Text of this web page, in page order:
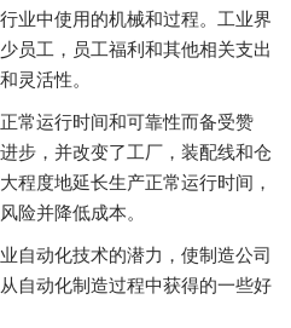
业中使用的机械和过程。工业界
员工，员工福利和其他相关支出
灵活性。
常运行时间和可靠性而备受赞
步，并改变了工厂，装配线和仓
程度地延长生产正常运行时间，
险并降低成本。
自动化技术的潜力，使制造公司
自动化制造过程中获得的一些好